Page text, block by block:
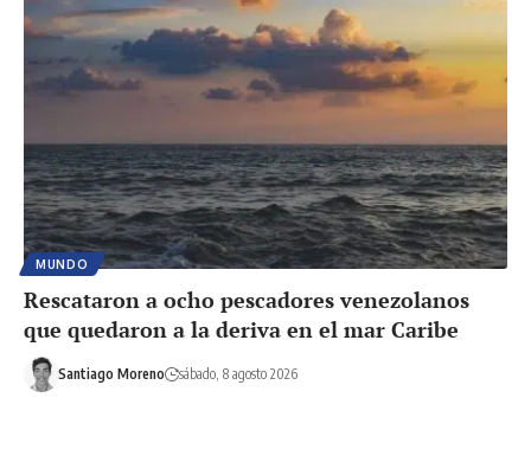
MUNDO
Rescataron a ocho pescadores venezolanos
que quedaron a la deriva en el mar Caribe
Santiago Moreno sábado, 8 agosto 2026